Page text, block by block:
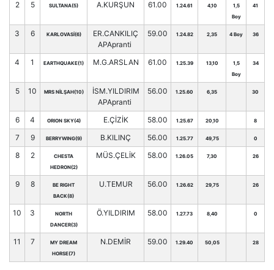
2 5 SULTANA(5) A.KURŞUN 61.00 1.24.61 4,10
1,5
Boy
41
3 6 KARLOVASİ(6)
ER.CANKILIÇ
APApranti
59.00 1.24.82 2,35 4 Boy 36
4 1 EARTHQUAKE(1) M.G.ARSLAN 61.00 1.25.39 13,10
1,5
Boy
34
5 10 MRS NİLŞAH(10)
İSM.YILDIRIM
APApranti
56.00 1.25.60 6,35 30
6 4 ORION SKY(4) E.ÇİZİK 58.00 1.25.67 20,10 8
7 9 BERRYWING(9) B.KILINÇ 56.00 1.25.77 49,75 0
8 2
CHESTA
HEDRON(2)
MÜS.ÇELİK 58.00 1.26.05 7,30 26
9 8
BE RIGHT
BACK(8)
U.TEMUR 56.00 1.26.62 29,75 26
10 3
NORTH
DANCER(3)
Ö.YILDIRIM 58.00 1.27.73 8,40 0
11 7
MY DREAM
HORSE(7)
N.DEMİR 59.00 1.29.40 50,05 28